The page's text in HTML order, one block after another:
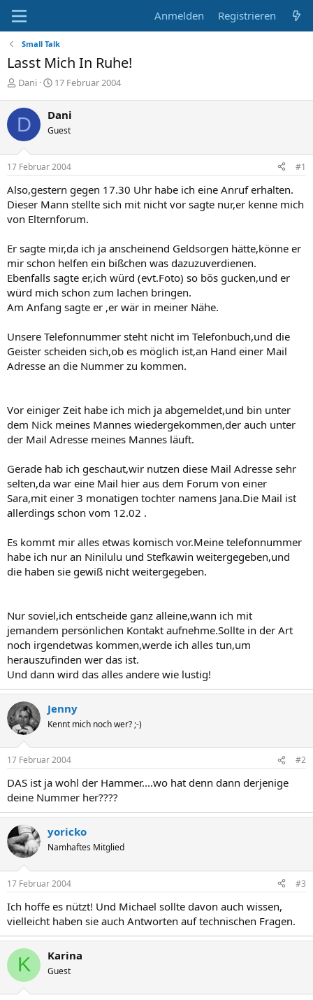
Anmelden Registrieren
Small Talk
Lasst Mich In Ruhe!
E
s
t
e
l
l
e
Dani
E
t
e
l
t
m
17 Februar 2004
D Dani
Guest
17 Februar 2004 #1
Also,gestern gegen 17.30 Uhr habe ich eine Anruf erhalten.
Dieser Mann stellte sich mit nicht vor sagte nur,er kenne mich
von Elternforum.
Er sagte mir,da ich ja anscheinend Geldsorgen hätte,könne er
mir schon helfen ein bißchen was dazuzuverdienen.
Ebenfalls sagte er,ich würd (evt.Foto) so bös gucken,und er
würd mich schon zum lachen bringen.
Am Anfang sagte er ,er wär in meiner Nähe.
Unsere Telefonnummer steht nicht im Telefonbuch,und die
Geister scheiden sich,ob es möglich ist,an Hand einer Mail
Adresse an die Nummer zu kommen.
Vor einiger Zeit habe ich mich ja abgemeldet,und bin unter
dem Nick meines Mannes wiedergekommen,der auch unter
der Mail Adresse meines Mannes läuft.
Gerade hab ich geschaut,wir nutzen diese Mail Adresse sehr
selten,da war eine Mail hier aus dem Forum von einer
Sara,mit einer 3 monatigen tochter namens Jana.Die Mail ist
allerdings schon vom 12.02 .
Es kommt mir alles etwas komisch vor.Meine telefonnummer
habe ich nur an Ninilulu und Stefkawin weitergegeben,und
die haben sie gewiß nicht weitergegeben.
Nur soviel,ich entscheide ganz alleine,wann ich mit
jemandem persönlichen Kontakt aufnehme.Sollte in der Art
noch irgendetwas kommen,werde ich alles tun,um
herauszufinden wer das ist.
Und dann wird das alles andere wie lustig!
Jenny
Kennt mich noch wer? ;-)
17 Februar 2004 #2
DAS ist ja wohl der Hammer....wo hat denn dann derjenige
deine Nummer her????
yoricko
Namhaftes Mitglied
17 Februar 2004 #3
Ich hoffe es nützt! Und Michael sollte davon auch wissen,
vielleicht haben sie auch Antworten auf technischen Fragen.
K Karina
Guest